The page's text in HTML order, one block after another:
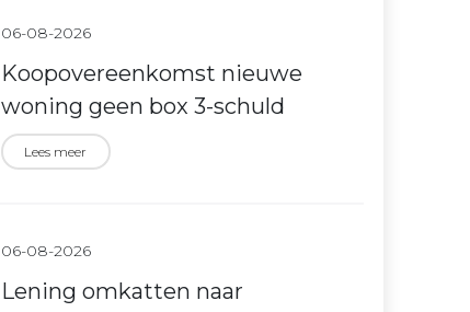
06-08-2026
Koopovereenkomst nieuwe
woning geen box 3-schuld
Lees meer
06-08-2026
Lening omkatten naar